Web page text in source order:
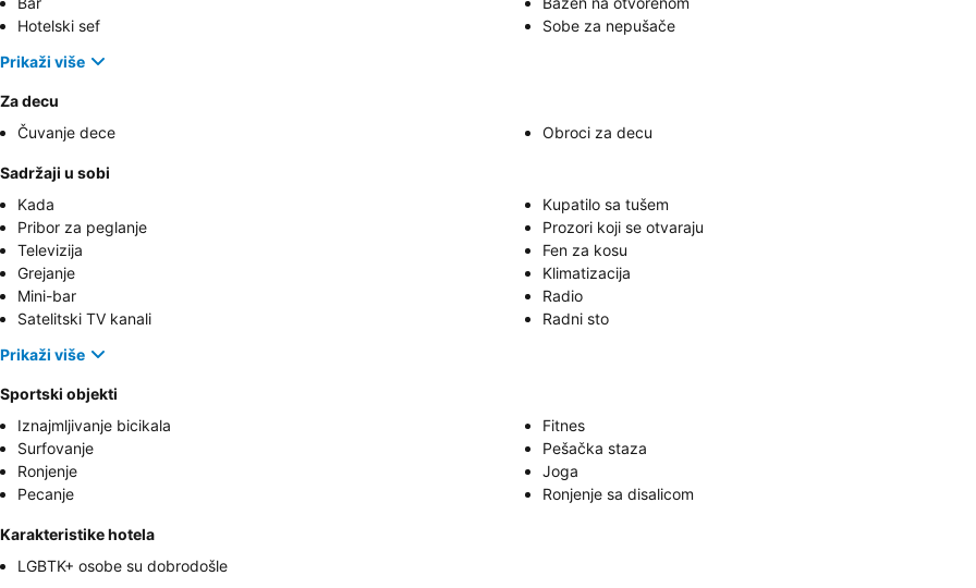
Hotelski sef
Sobe za nepušače
Prikaži više
Za decu
Čuvanje dece
Obroci za decu
Sadržaji u sobi
Kada
Kupatilo sa tušem
Pribor za peglanje
Prozori koji se otvaraju
Televizija
Fen za kosu
Grejanje
Klimatizacija
Mini-bar
Radio
Satelitski TV kanali
Radni sto
Prikaži više
Sportski objekti
Iznajmljivanje bicikala
Fitnes
Surfovanje
Pešačka staza
Ronjenje
Joga
Pecanje
Ronjenje sa disalicom
Karakteristike hotela
LGBTK+ osobe su dobrodošle